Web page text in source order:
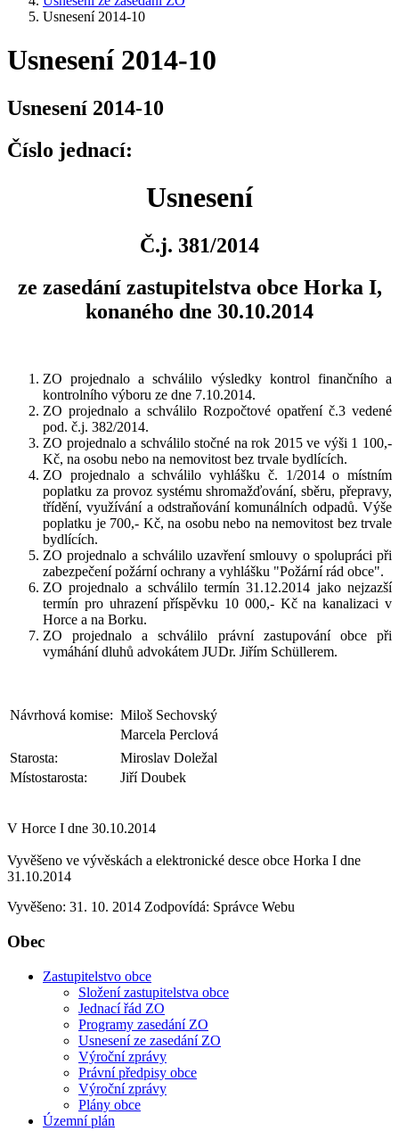
Usnesení 2014-10
Usnesení 2014-10
Usnesení 2014-10
Číslo jednací:
Usnesení
Č.j. 381/2014
ze zasedání zastupitelstva obce Horka I,
konaného dne 30.10.2014
ZO projednalo a schválilo výsledky kontrol finančního a
kontrolního výboru ze dne 7.10.2014.
ZO projednalo a schválilo Rozpočtové opatření č.3 vedené
pod. č.j. 382/2014.
ZO projednalo a schválilo stočné na rok 2015 ve výši 1 100,-
Kč, na osobu nebo na nemovitost bez trvale bydlících.
ZO projednalo a schválilo vyhlášku č. 1/2014 o místním
poplatku za provoz systému shromažďování, sběru, přepravy,
třídění, využívání a odstraňování komunálních odpadů. Výše
poplatku je 700,- Kč, na osobu nebo na nemovitost bez trvale
bydlících.
ZO projednalo a schválilo uzavření smlouvy o spolupráci při
zabezpečení požární ochrany a vyhlášku "Požární rád obce".
ZO projednalo a schválilo termín 31.12.2014 jako nejzazší
termín pro uhrazení příspěvku 10 000,- Kč na kanalizaci v
Horce a na Borku.
ZO projednalo a schválilo právní zastupování obce při
vymáhání dluhů advokátem JUDr. Jiřím Schüllerem.
Návrhová komise: Miloš Sechovský
Marcela Perclová
Starosta:
Miroslav Doležal
Místostarosta:
Jiří Doubek
V Horce I dne 30.10.2014
Vyvěšeno ve vývěskách a elektronické desce obce Horka I dne
31.10.2014
Vyvěšeno: 31. 10. 2014 Zodpovídá: Správce Webu
Obec
Zastupitelstvo obce
Složení zastupitelstva obce
Jednací řád ZO
Programy zasedání ZO
Usnesení ze zasedání ZO
Výroční zprávy
Právní předpisy obce
Výroční zprávy
Plány obce
Územní plán